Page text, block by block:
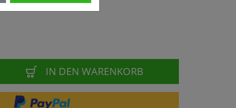
IN DEN WARENKORB